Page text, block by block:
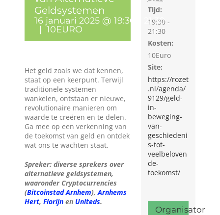
Evenementen kalender
Wie zijn wij?
Diensten en produkten
Vacatures
Geldsystemen
16 januari 2025 @ 19:30
21:30
| 10EURO
Het geld zoals we dat kennen,
staat op een keerpunt. Terwijl
traditionele systemen
wankelen, ontstaan er nieuwe,
revolutionaire manieren om
waarde te creëren en te delen.
Ga mee op een verkenning van
de toekomst van geld en ontdek
wat ons te wachten staat.
Spreker: diverse sprekers over
alternatieve geldsystemen,
waaronder Cryptocurrencies
(Bitcoinstad Arnhem),Arnhems
Hert, Florijn en Uniteds.
Tijd:
19:30 -
21:30
Kosten:
10Euro
Site:
https://rozet
.nl/agenda/
9129/geld-
in-
beweging-
van-
geschiedeni
s-tot-
veelbeloven
de-
toekomst/
Organisator